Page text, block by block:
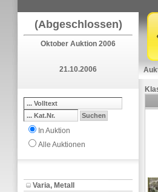
(Abgeschlossen)
Oktober Auktion 2006
21.10.2006
In Auktion
Alle Auktionen
Varia, Metall